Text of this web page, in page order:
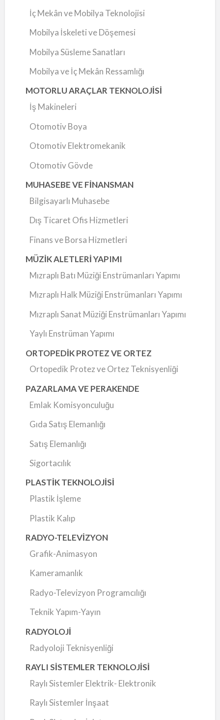
İç Mekân ve Mobilya Teknolojisi
Mobilya İskeleti ve Döşemesi
Mobilya Süsleme Sanatları
Mobilya ve İç Mekân Ressamlığı
MOTORLU ARAÇLAR TEKNOLOJİSİ
İş Makineleri
Otomotiv Boya
Otomotiv Elektromekanik
Otomotiv Gövde
MUHASEBE VE FİNANSMAN
Bilgisayarlı Muhasebe
Dış Ticaret Ofis Hizmetleri
Finans ve Borsa Hizmetleri
MÜZİK ALETLERİ YAPIMI
Mızraplı Batı Müziği Enstrümanları Yapımı
Mızraplı Halk Müziği Enstrümanları Yapımı
Mızraplı Sanat Müziği Enstrümanları Yapımı
Yaylı Enstrüman Yapımı
ORTOPEDİK PROTEZ VE ORTEZ
Ortopedik Protez ve Ortez Teknisyenliği
PAZARLAMA VE PERAKENDE
Emlak Komisyonculuğu
Gıda Satış Elemanlığı
Satış Elemanlığı
Sigortacılık
PLASTİK TEKNOLOJİSİ
Plastik İşleme
Plastik Kalıp
RADYO-TELEVİZYON
Grafik-Animasyon
Kameramanlık
Radyo-Televizyon Programcılığı
Teknik Yapım-Yayın
RADYOLOJİ
Radyoloji Teknisyenliği
RAYLI SİSTEMLER TEKNOLOJİSİ
Raylı Sistemler Elektrik- Elektronik
Raylı Sistemler İnşaat